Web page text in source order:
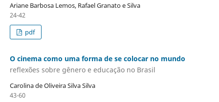
Ariane Barbosa Lemos, Rafael Granato e Silva
24-42
pdf
O cinema como uma forma de se colocar no mundo
reflexões sobre gênero e educação no Brasil
Carolina de Oliveira Silva Silva
43-60